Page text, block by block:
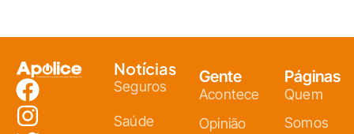
Notícias
Seguros
Saúde
Gente
Acontece
Opinião
Páginas
Quem
Somos